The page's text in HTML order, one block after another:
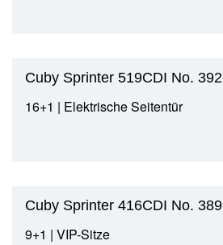
Cuby Sprinter 519CDI No. 392
16+1 | Elektrische Seitentür
Cuby Sprinter 416CDI No. 389
9+1 | VIP-Sitze